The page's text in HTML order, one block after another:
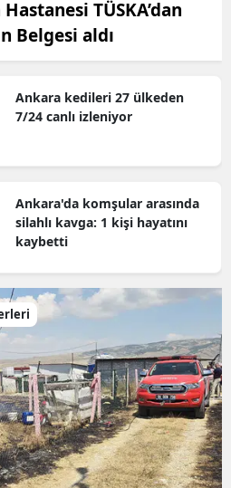
TÜSKA’dan
Belgesi aldı
Ankara kedileri 27 ülkeden
7/24 canlı izleniyor
Ankara'da komşular arasında
silahlı kavga: 1 kişi hayatını
kaybetti